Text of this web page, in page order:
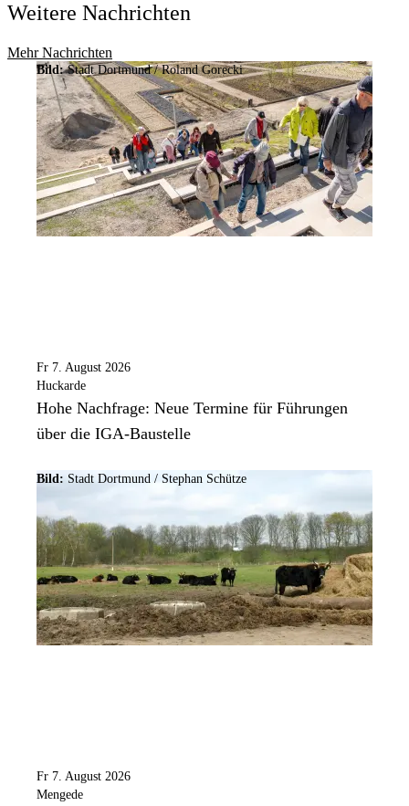
Weitere Nachrichten
Mehr Nachrichten
Bild:Stadt Dortmund / Roland Gorecki
Fr 7. August 2026
Huckarde
Hohe Nachfrage: Neue Termine für Führungen
über die IGA-Baustelle
Bild: Stadt Dortmund / Stephan Schütze
Fr 7. August 2026
Mengede